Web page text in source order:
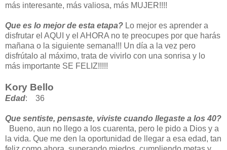
más interesante, más valiosa, más MUJER!!!!
Que es lo mejor de esta etapa? Lo mejor es aprender a
disfrutar el AQUI y el AHORA no te preocupes por que harás
mañana o la siguiente semana!!! Un día a la vez pero
disfrútalo al máximo, trata de vivirlo con una sonrisa y lo
más importante SE FELIZ!!!!!
Kory Bello
Edad: 36
Que sentiste, pensaste, viviste cuando llegaste a los 40?
Bueno, aun no llego a los cuarenta, pero le pido a Dios y a
la vida. Que me den la oportunidad de llegar a esa edad, tan